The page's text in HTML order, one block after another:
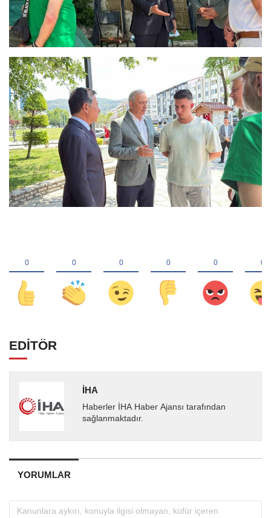
EDİTÖR
İHA
Haberler İHA Haber Ajansı tarafından
sağlanmaktadır.
YORUMLAR